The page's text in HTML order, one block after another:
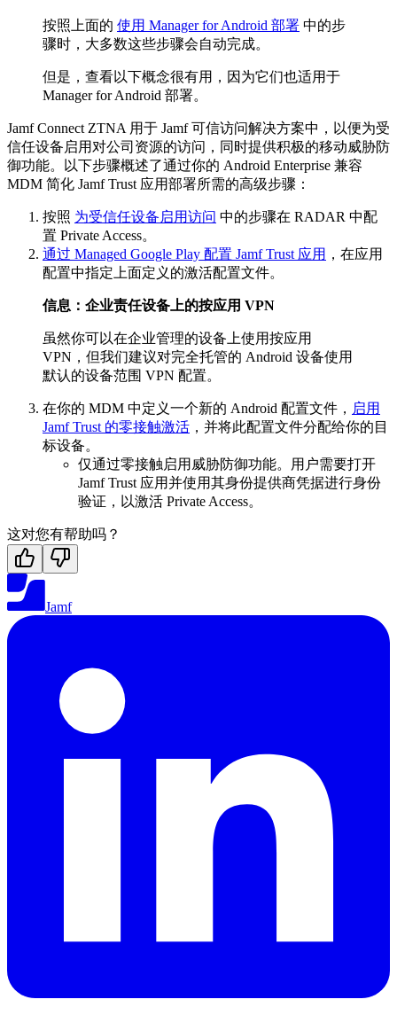
按照上面的 使用 Manager for Android 部署 中的步
骤时，大多数这些步骤会自动完成。
但是，查看以下概念很有用，因为它们也适用于
Manager for Android 部署。
Jamf Connect ZTNA 用于 Jamf 可信访问解决方案中，以便为受
信任设备启用对公司资源的访问，同时提供积极的移动威胁防
御功能。以下步骤概述了通过你的 Android Enterprise 兼容
MDM 简化 Jamf Trust 应用部署所需的高级步骤：
按照 为受信任设备启用访问 中的步骤在 RADAR 中配
置 Private Access。
通过 Managed Google Play 配置 Jamf Trust 应用 ，在应用
配置中指定上面定义的激活配置文件。
信息：企业责任设备上的按应用 VPN
虽然你可以在企业管理的设备上使用按应用
VPN，但我们建议对完全托管的 Android 设备使用
默认的设备范围 VPN 配置。
在你的 MDM 中定义一个新的 Android 配置文件， 启用
Jamf Trust 的零接触激活 ，并将此配置文件分配给你的目
标设备。
仅通过零接触启用威胁防御功能。用户需要打开
Jamf Trust 应用并使用其身份提供商凭据进行身份
验证，以激活 Private Access。
这对您有帮助吗？
Jamf